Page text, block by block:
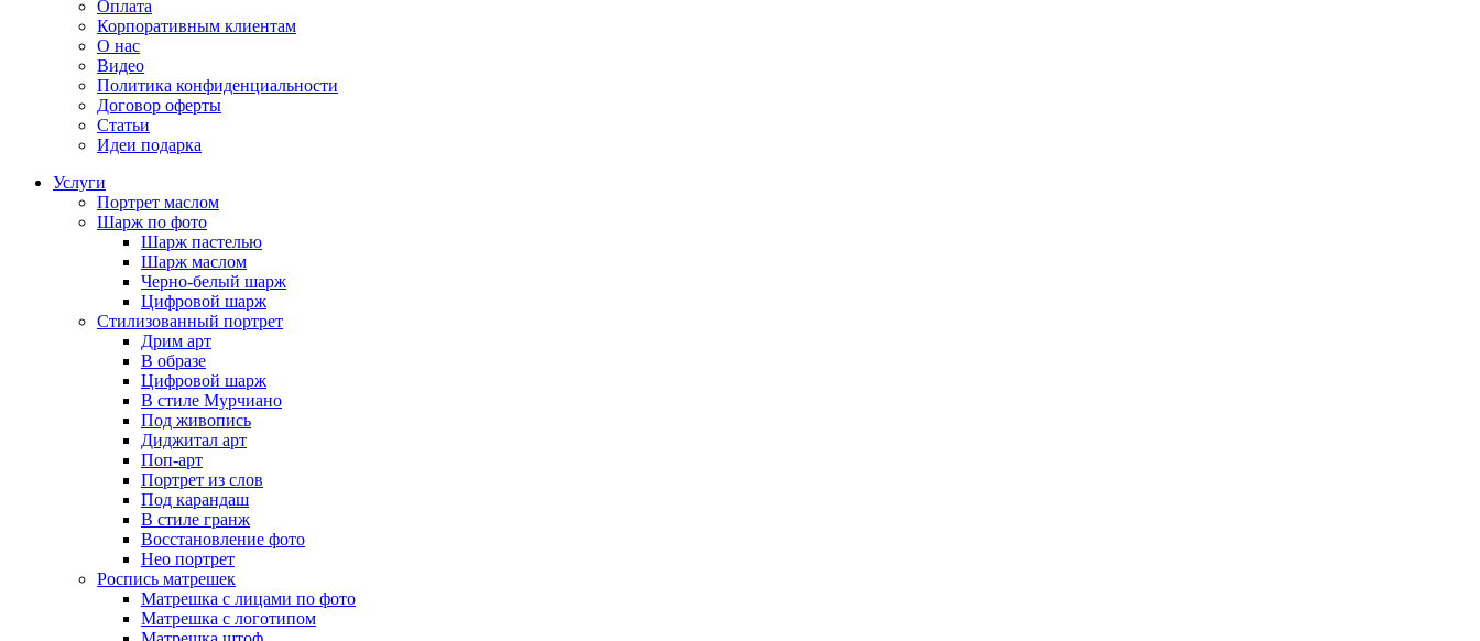
Оплата
Корпоративным клиентам
О нас
Видео
Политика конфиденциальности
Договор оферты
Статьи
Идеи подарка
Услуги
Портрет маслом
Шарж по фото
Шарж пастелью
Шарж маслом
Черно-белый шарж
Цифровой шарж
Стилизованный портрет
Дрим арт
В образе
Цифровой шарж
В стиле Мурчиано
Под живопись
Диджитал арт
Поп-арт
Портрет из слов
Под карандаш
В стиле гранж
Восстановление фото
Нео портрет
Роспись матрешек
Матрешка с лицами по фото
Матрешка с логотипом